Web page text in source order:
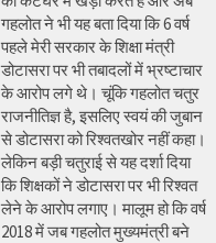
गहलोत ने भी यह बता दिया कि 6 वर्ष
पहले मेरी सरकार के शिक्षा मंत्री
डोटासरा पर भी तबादलों में भ्रष्टाचार
के आरोप लगे थे। चूंकि गहलोत चतुर
राजनीतिज्ञ है, इसलिए स्वयं की जुबान
से डोटासरा को रिश्वतखोर नहीं कहा।
लेकिन बड़ी चतुराई से यह दर्शा दिया
कि शिक्षकों ने डोटासरा पर भी रिश्वत
लेने के आरोप लगाए। मालूम हो कि वर्ष
2018 में जब गहलोत मुख्यमंत्री बने